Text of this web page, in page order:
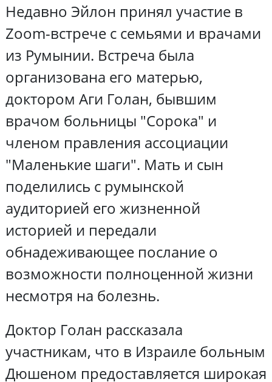
Недавно Эйлон принял участие в
Zoom-встрече с семьями и врачами
из Румынии. Встреча была
организована его матерью,
доктором Аги Голан, бывшим
врачом больницы "Сорока" и
членом правления ассоциации
"Маленькие шаги". Мать и сын
поделились с румынской
аудиторией его жизненной
историей и передали
обнадеживающее послание о
возможности полноценной жизни
несмотря на болезнь.
Доктор Голан рассказала
участникам, что в Израиле больным
Дюшеном предоставляется широкая